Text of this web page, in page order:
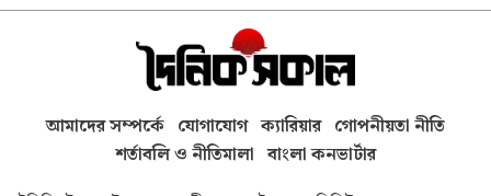
আমাদের সম্পর্কে যোগাযোগ ক্যারিয়ার গোপনীয়তা নীতি
শর্তাবলি ও নীতিমালা বাংলা কনভার্টার